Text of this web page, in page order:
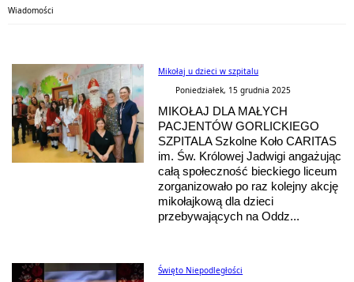
Wiadomości
Mikołaj u dzieci w szpitalu
Poniedziałek, 15 grudnia 2025
MIKOŁAJ DLA MAŁYCH
PACJENTÓW GORLICKIEGO
SZPITALA Szkolne Koło CARITAS
im. Św. Królowej Jadwigi angażując
całą społeczność bieckiego liceum
zorganizowało po raz kolejny akcję
mikołajkową dla dzieci
przebywających na Oddz...
Święto Niepodległości